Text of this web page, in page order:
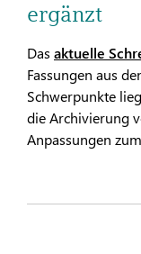
ergänzt
Das aktuelle
Fassungen aus
Schwerpunkte
die Archivierung
Anpassungen